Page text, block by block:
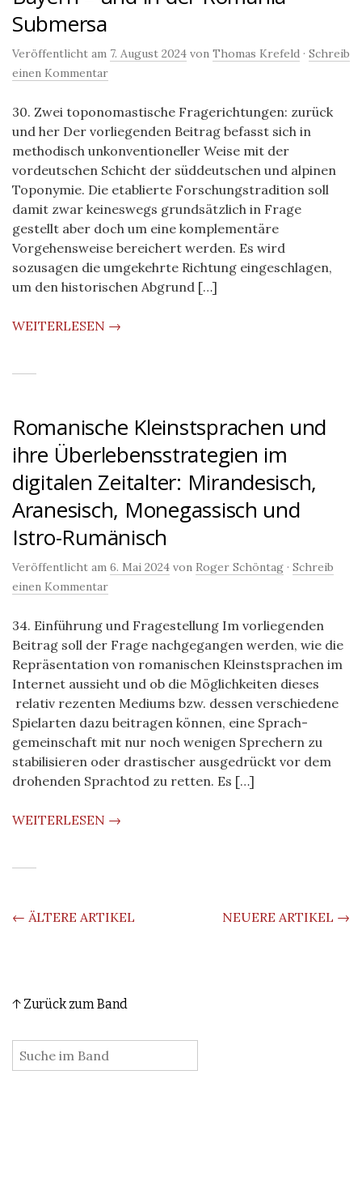
Submersa
Veröffentlicht am 7. August 2024 von Thomas Krefeld · Schreib
einen Kommentar
30. Zwei toponomastische Fragerichtungen: zurück
und her Der vorliegenden Beitrag befasst sich in
methodisch unkonventioneller Weise mit der
vordeutschen Schicht der süddeutschen und alpinen
Toponymie. Die etablierte Forschungstradition soll
damit zwar keineswegs grundsätzlich in Frage
gestellt aber doch um eine komplementäre
Vorgehensweise bereichert werden. Es wird
sozusagen die umgekehrte Richtung eingeschlagen,
um den historischen Abgrund […]
WEITERLESEN →
Romanische Kleinstsprachen und
ihre Überlebensstrategien im
digitalen Zeitalter: Mirandesisch,
Aranesisch, Monegassisch und
Istro-Rumänisch
Veröffentlicht am 6. Mai 2024 von Roger Schöntag · Schreib
einen Kommentar
34. Einführung und Fragestellung Im vorliegenden
Beitrag soll der Frage nachgegangen werden, wie die
Repräsentation von romanischen Kleinstsprachen im
Internet aussieht und ob die Möglichkeiten dieses
relativ rezenten Mediums bzw. dessen verschiedene
Spielarten dazu beitragen können, eine Sprach­
gemeinschaft mit nur noch wenigen Sprechern zu
stabilisieren oder drastischer ausgedrückt vor dem
drohenden Sprachtod zu retten. Es […]
WEITERLESEN →
BEITRAGS-
← ÄLTERE ARTIKEL NEUERE ARTIKEL →
↑ Zurück zum Band
: